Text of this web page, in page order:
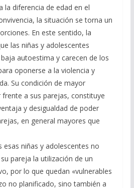
la diferencia de edad en el
la situación se torna un
En este sentido, la
las niñas y adolescentes
autoestima y carecen de los
oponerse a la violencia y
Su condición de mayor
frente a sus parejas, constituye
y desigualdad de poder
en general mayores que
esas niñas y adolescentes no
pareja la utilización de un
por lo que quedan «vulnerables
no planificado, sino también a